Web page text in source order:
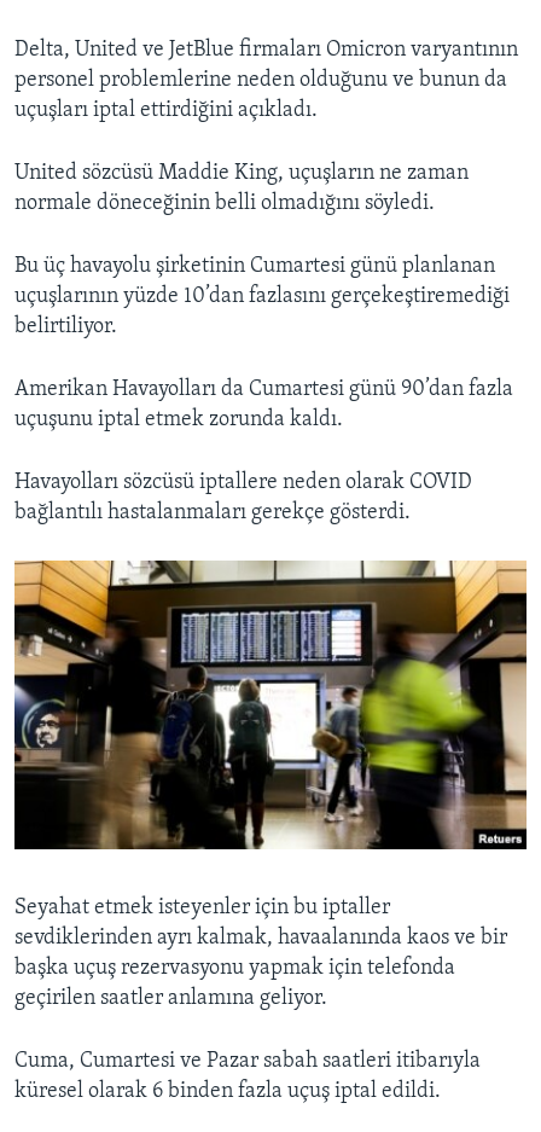
Delta, United ve JetBlue firmaları Omicron varyantının
personel problemlerine neden olduğunu ve bunun da
uçuşları iptal ettirdiğini açıkladı.
United sözcüsü Maddie King, uçuşların ne zaman
normale döneceğinin belli olmadığını söyledi.
Bu üç havayolu şirketinin Cumartesi günü planlanan
uçuşlarının yüzde 10’dan fazlasını gerçekeştiremediği
belirtiliyor.
Amerikan Havayolları da Cumartesi günü 90’dan fazla
uçuşunu iptal etmek zorunda kaldı.
Havayolları sözcüsü iptallere neden olarak COVID
bağlantılı hastalanmaları gerekçe gösterdi.
Seyahat etmek isteyenler için bu iptaller
sevdiklerinden ayrı kalmak, havaalanında kaos ve bir
başka uçuş rezervasyonu yapmak için telefonda
geçirilen saatler anlamına geliyor.
Cuma, Cumartesi ve Pazar sabah saatleri itibarıyla
küresel olarak 6 binden fazla uçuş iptal edildi.